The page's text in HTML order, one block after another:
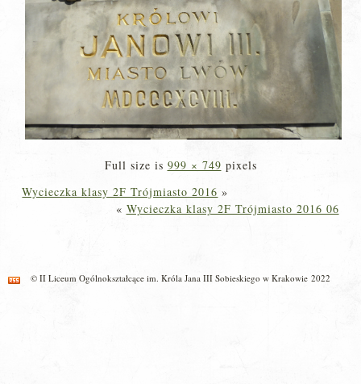
Full size is 999 × 749 pixels
Wycieczka klasy 2F Trójmiasto 2016 »
« Wycieczka klasy 2F Trójmiasto 2016 06
© II Liceum Ogólnokształcące im. Króla Jana III Sobieskiego w Krakowie 2022